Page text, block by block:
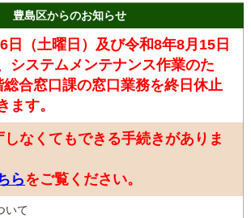
豊島区からのお知らせ
日（土曜日）及び令和8年8月15日
システムメンテナンス作業のた
合窓口課の窓口業務を終日休止
ます。
なくてもできる手続きがありま
らをご覧ください。
いて